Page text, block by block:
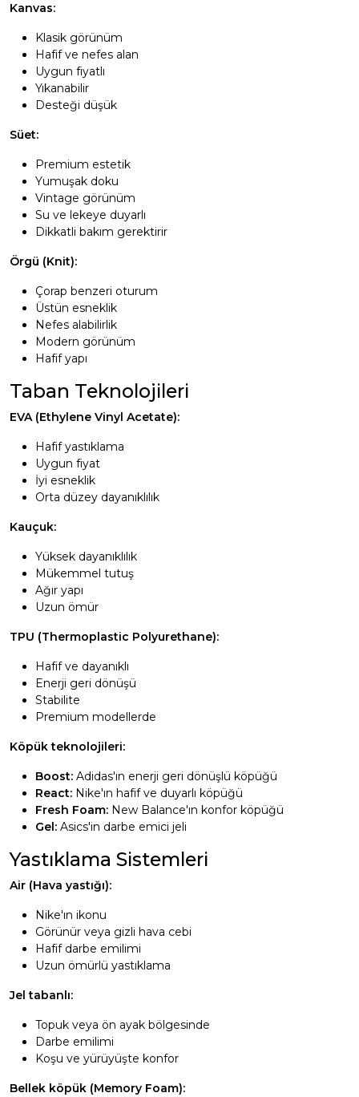
Kanvas:
Klasik görünüm
Hafif ve nefes alan
Uygun fiyatlı
Yıkanabilir
Desteği düşük
Süet:
Premium estetik
Yumuşak doku
Vintage görünüm
Su ve lekeye duyarlı
Dikkatli bakım gerektirir
Örgü (Knit):
Çorap benzeri oturum
Üstün esneklik
Nefes alabilirlik
Modern görünüm
Hafif yapı
Taban Teknolojileri
EVA (Ethylene Vinyl Acetate):
Hafif yastıklama
Uygun fiyat
İyi esneklik
Orta düzey dayanıklılık
Kauçuk:
Yüksek dayanıklılık
Mükemmel tutuş
Ağır yapı
Uzun ömür
TPU (Thermoplastic Polyurethane):
Hafif ve dayanıklı
Enerji geri dönüşü
Stabilite
Premium modellerde
Köpük teknolojileri:
Boost: Adidas'ın enerji geri dönüşlü köpüğü
React: Nike'ın hafif ve duyarlı köpüğü
Fresh Foam: New Balance'ın konfor köpüğü
Gel: Asics'in darbe emici jeli
Yastıklama Sistemleri
Air (Hava yastığı):
Nike'ın ikonu
Görünür veya gizli hava cebi
Hafif darbe emilimi
Uzun ömürlü yastıklama
Jel tabanlı:
Topuk veya ön ayak bölgesinde
Darbe emilimi
Koşu ve yürüyüşte konfor
Bellek köpük (Memory Foam):